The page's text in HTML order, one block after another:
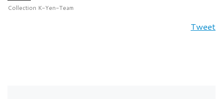
Collection K-Yen-Team
Tweet